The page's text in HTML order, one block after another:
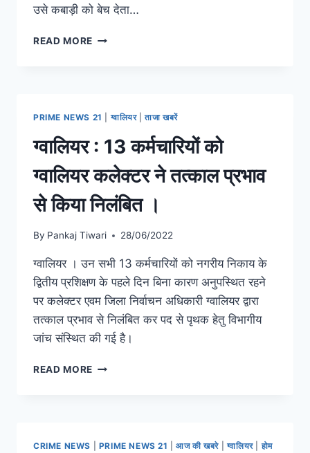
उसे कबाड़ी को बेच देता…
READ MORE
PRIME NEWS 21 ग्वालियर|ताजा खबरें
ग्वालियर : 13 कर्मचारियों को
ग्वालियर कलेक्टर ने तत्काल प्रभाव
से किया निलंबित ।
By Pankaj Tiwari 28/06/2022
ग्वालियर । उन सभी 13 कर्मचारियों को नगरीय निकाय के
द्वितीय प्रशिक्षण के पहले दिन बिना कारण अनुपस्थित रहने
पर कलेक्टर एवम जिला निर्वाचन अधिकारी ग्वालियर द्वारा
तत्काल प्रभाव से निलंबित कर पद से पृथक हेतु विभागीय
जांच संस्थित की गई है।
READ MORE
CRIME NEWS PRIME NEWS 21 |आज की खबरे ग्वालियर| होम